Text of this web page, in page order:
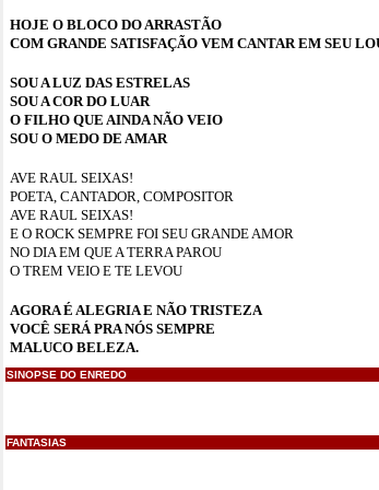
HOJE O BLOCO DO ARRASTÃO
COM GRANDE SATISFAÇÃO VEM CANTAR EM SEU
SOU A LUZ DAS ESTRELAS
SOU A COR DO LUAR
O FILHO QUE AINDA NÃO VEIO
SOU O MEDO DE AMAR
AVE RAUL SEIXAS!
POETA, CANTADOR, COMPOSITOR
AVE RAUL SEIXAS!
E O ROCK SEMPRE FOI SEU GRANDE AMOR
NO DIA EM QUE A TERRA PAROU
O TREM VEIO E TE LEVOU
AGORA É ALEGRIA E NÃO TRISTEZA
VOCÊ SERÁ PRA NÓS SEMPRE
MALUCO BELEZA.
SINOPSE DO ENREDO
FANTASIAS